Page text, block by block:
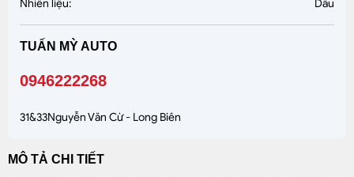
Nhiên liệu: Dầu
TUẤN MỲ AUTO
0946222268
31&33Nguyễn Văn Cừ - Long Biên
MÔ TẢ CHI TIẾT